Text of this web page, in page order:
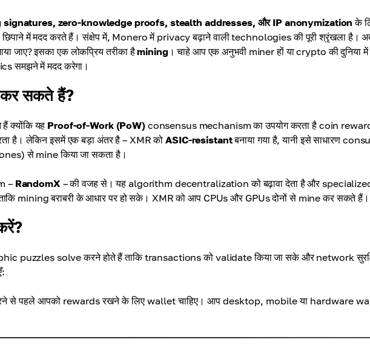
signatures, zero-knowledge proofs, stealth addresses, और IP anonymizationके
में मदद करते हैं। संक्षेप में, Monero में privacy बढ़ाने वाली technologies की पूरी श्रृंखला है।
जाए? इसका एक लोकप्रिय तरीका हैmining । चाहे आप एक अनुभवी miner हों या crypto की दुनिया में
समझने में मदद करेगा।
सकते हैं?
क्योंकि यह Proof-of-Work (PoW)consensus mechanism का उपयोग करता है coin
है। लेकिन इसमें एक बड़ा अंतर है – XMR कोASIC-resistantबनाया गया है, यानी इसे साधारण
से mine किया जा सकता है।
– RandomX – की वजह से। यह algorithm decentralization को बढ़ावा देता है और
mining बराबरी के आधार पर हो सके। XMR को आप CPUs और GPUs दोनों से mine कर सकते हैं।
puzzles solve करने होते हैं ताकि transactions को validate किया जा सके और network
से पहले आपको rewards रखने के लिए wallet चाहिए। आप desktop, mobile या hardware